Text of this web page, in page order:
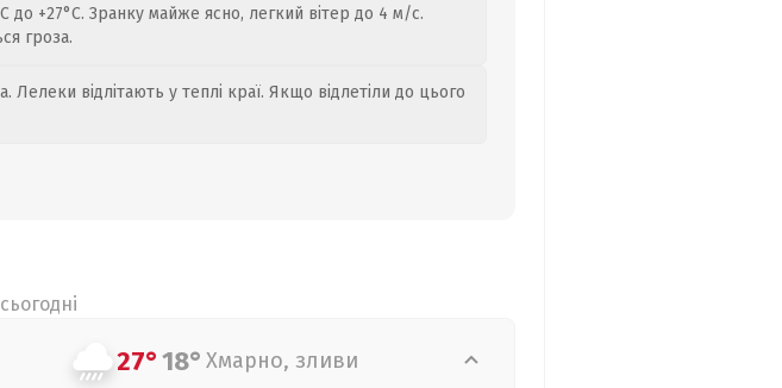
до +27°C. Зранку майже ясно, легкий вітер до 4 м/с.
гроза.
Лелеки відлітають у теплі краї. Якщо відлетіли до цього
27°18° Хмарно, зливи